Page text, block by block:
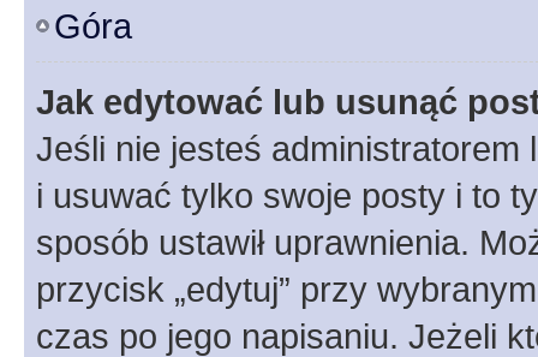
Góra
Jak edytować lub usunąć
Jeśli nie jesteś
i usuwać tylko swoje posty i to
sposób ustawił uprawnienia.
przycisk „edytuj” przy
czas po jego napisaniu. Jeżeli